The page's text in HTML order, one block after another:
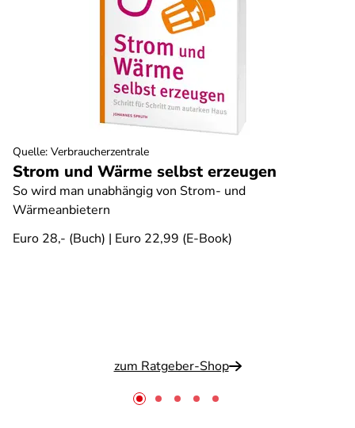
Strom und Wärme selbst erzeugen
So wird man unabhängig von Strom- und
Wärmeanbietern
Euro 28,- (Buch) | Euro 22,99 (E-Book)
zum Ratgeber-Shop
Quelle: Verbraucherzentrale